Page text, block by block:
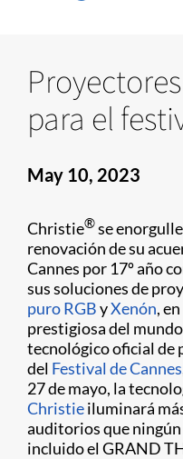
para el
May 10, 2023
Christie®se
renovación de su
Cannes por 17º año
sus soluciones de
puro RGByXenón,
prestigiosa del
tecnológico oficial de
del Festival de Cannes
27 de mayo, la
Christieiluminará
auditorios que
incluido el GRAND